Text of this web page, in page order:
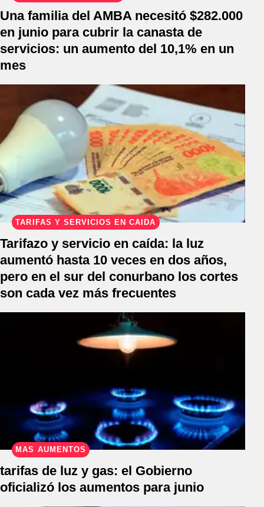
Una familia del AMBA necesitó $282.000
en junio para cubrir la canasta de
servicios: un aumento del 10,1% en un
mes
TARIFAS Y SERVICIOS EN CAÍDA
Tarifazo y servicio en caída: la luz
aumentó hasta 10 veces en dos años,
pero en el sur del conurbano los cortes
son cada vez más frecuentes
MÁS AUMENTOS
tarifas de luz y gas: el Gobierno
oficializó los aumentos para junio